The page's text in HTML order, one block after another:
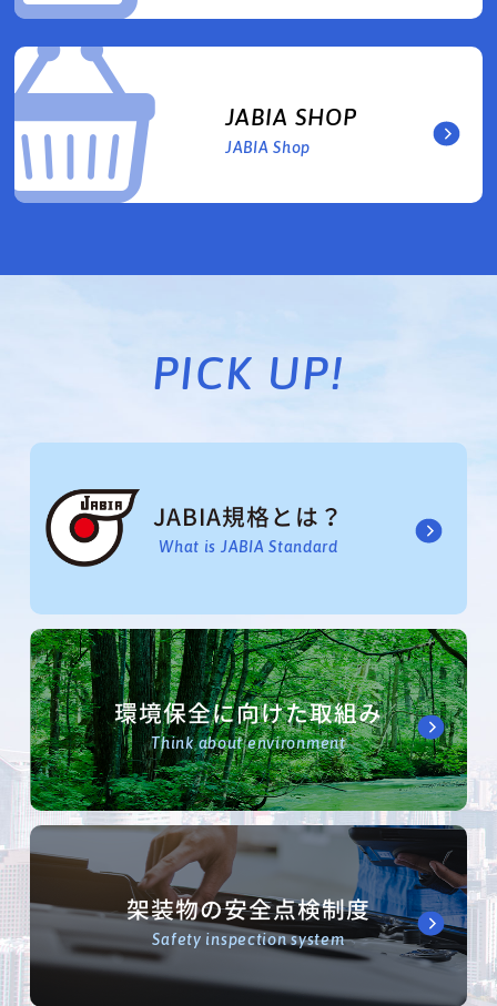
JABIA SHOP
JABIA Shop
PICK UP!
JABIA規格とは？
What is JABIA Standard
環境保全に向けた取組み
Think about environment
架装物の安全点検制度
Safety inspection system